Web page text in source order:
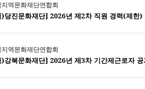
지역문화재단연합회
당진문화재단] 2026년 제2차 직원 경력(제한)
지역문화재단연합회
강북문화재단] 2026년 제3차 기간제근로자